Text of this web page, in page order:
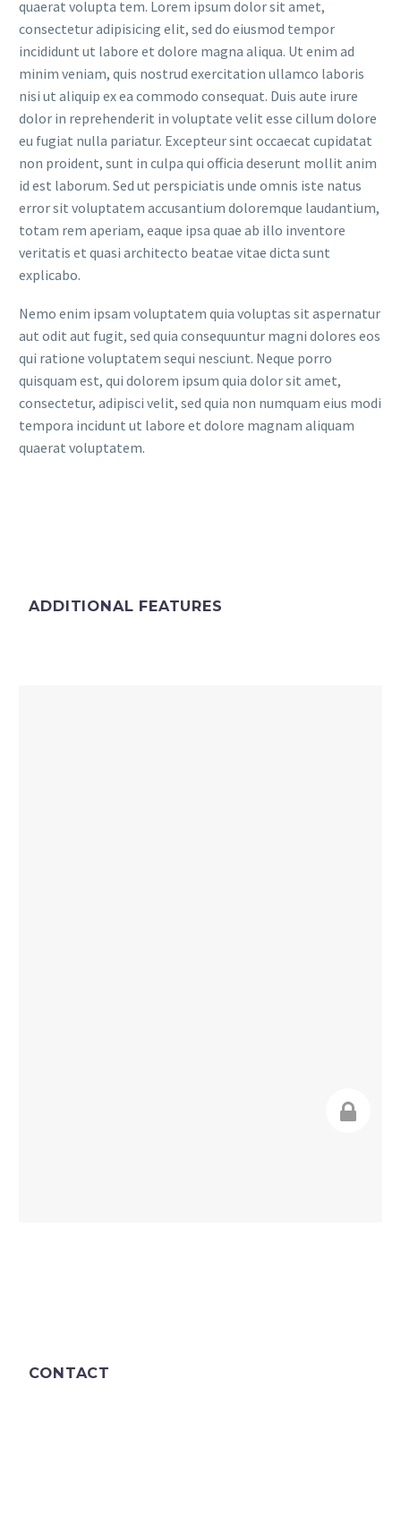
quaerat volupta tem. Lorem ipsum dolor sit amet,
consectetur adipisicing elit, sed do eiusmod tempor
incididunt ut labore et dolore magna aliqua. Ut enim ad
minim veniam, quis nostrud exercitation ullamco laboris
nisi ut aliquip ex ea commodo consequat. Duis aute irure
dolor in reprehenderit in voluptate velit esse cillum dolore
eu fugiat nulla pariatur. Excepteur sint occaecat cupidatat
non proident, sunt in culpa qui officia deserunt mollit anim
id est laborum. Sed ut perspiciatis unde omnis iste natus
error sit voluptatem accusantium doloremque laudantium,
totam rem aperiam, eaque ipsa quae ab illo inventore
veritatis et quasi architecto beatae vitae dicta sunt
explicabo.
Nemo enim ipsam voluptatem quia voluptas sit aspernatur
aut odit aut fugit, sed quia consequuntur magni dolores eos
qui ratione voluptatem sequi nesciunt. Neque porro
quisquam est, qui dolorem ipsum quia dolor sit amet,
consectetur, adipisci velit, sed quia non numquam eius modi
tempora incidunt ut labore et dolore magnam aliquam
quaerat voluptatem.
ADDITIONAL FEATURES
CONTACT